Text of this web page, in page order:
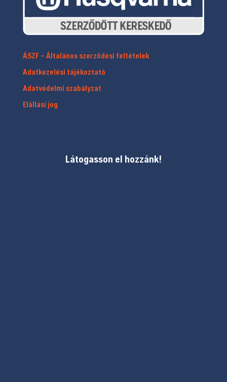
ÁSZF – Általános szerződési feltételek
Adatkezelési tájékoztató
Adatvédelmi szabályzat
Elállási jog
Látogasson el hozzánk!